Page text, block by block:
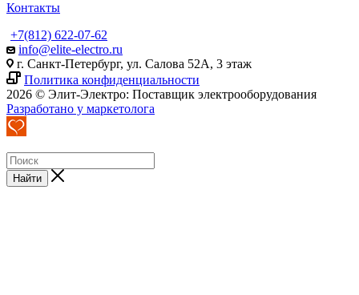
Контакты
+7(812) 622-07-62
info@elite-electro.ru
г. Санкт-Петербург, ул. Салова 52А, 3 этаж
Политика конфиденциальности
2026 © Элит-Электро: Поставщик электрооборудования
Разработано у маркетолога
Найти